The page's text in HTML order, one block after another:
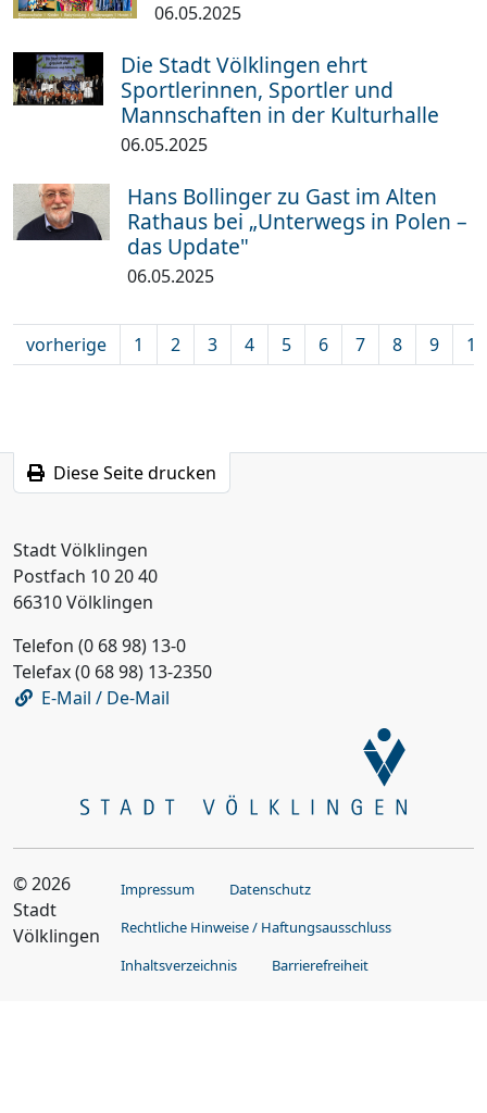
06.05.2025
Die Stadt Völklingen ehrt
Sportlerinnen, Sportler und
Mannschaften in der Kulturhalle
06.05.2025
Hans Bollinger zu Gast im Alten
Rathaus bei „Unterwegs in Polen –
das Update"
06.05.2025
vorherige 1 2 3 4 5 6 7 8 9 10
Diese Seite drucken
Stadt Völklingen
Postfach 10 20 40
66310 Völklingen
Telefon (0 68 98) 13-0
Telefax (0 68 98) 13-2350
E-Mail / De-Mail
© 2026
Stadt
Völklingen
Impressum
Datenschutz
Rechtliche Hinweise / Haftungsausschluss
Inhaltsverzeichnis
Barrierefreiheit